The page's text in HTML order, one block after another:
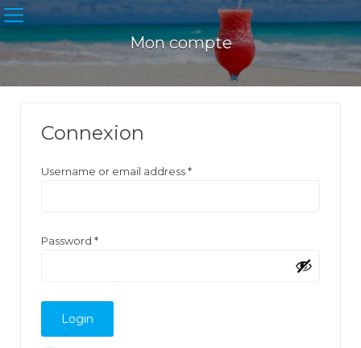
Mon compte
Connexion
Username or email address*
Password *